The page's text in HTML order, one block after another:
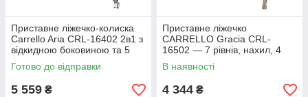
Приставне ліжечко-колиска
Carrello Aria CRL-16402 2в1 з
відкидною боковиною та 5
рівнями висоти
Готово до відправки
5 559 ₴
Приставне ліжечко
CARRELLO Gracia CRL-
16502 — 7 рівнів, нахил, 4
коліщата з гальмами, кошик і
матрац у комплекті
В наявності
4 344 ₴